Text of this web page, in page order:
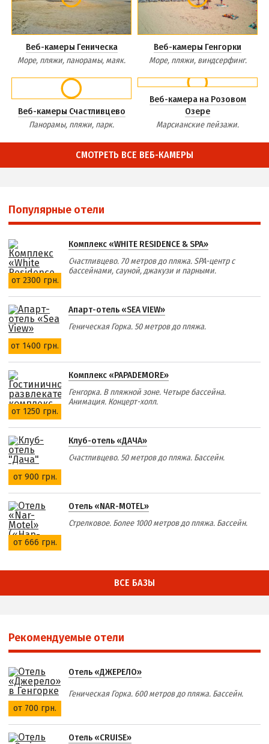
Веб-камеры Геническа
Море, пляжи, панорамы, маяк.
Веб-камеры Генгорки
Море, пляжи, виндсерфинг.
Веб-камеры Счастливцево
Панорамы, пляжи, парк.
Веб-камера на Розовом
Озере
Марсианские пейзажи.
СМОТРЕТЬ ВСЕ ВЕБ-КАМЕРЫ
Популярные отели
от 2300 грн.
Комплекс «WHITE RESIDENCE & SPA»
Счастливцево. 70 метров до пляжа. SPA-центр с
бассейнами, сауной, джакузи и парными.
от 1400 грн.
Апарт-отель «SEA VIEW»
Геническая Горка. 50 метров до пляжа.
от 1250 грн.
Комплекс «PAPADEMORE»
Генгорка. В пляжной зоне. Четыре бассейна.
Анимация. Концерт-холл.
от 900 грн.
Клуб-отель «ДАЧА»
Счастливцево. 50 метров до пляжа. Бассейн.
от 666 грн.
Отель «NAR-MOTEL»
Стрелковое. Более 1000 метров до пляжа. Бассейн.
ВСЕ БАЗЫ
Рекомендуемые отели
от 700 грн.
Отель «ДЖЕРЕЛО»
Геническая Горка. 600 метров до пляжа. Бассейн.
Отель «CRUISE»